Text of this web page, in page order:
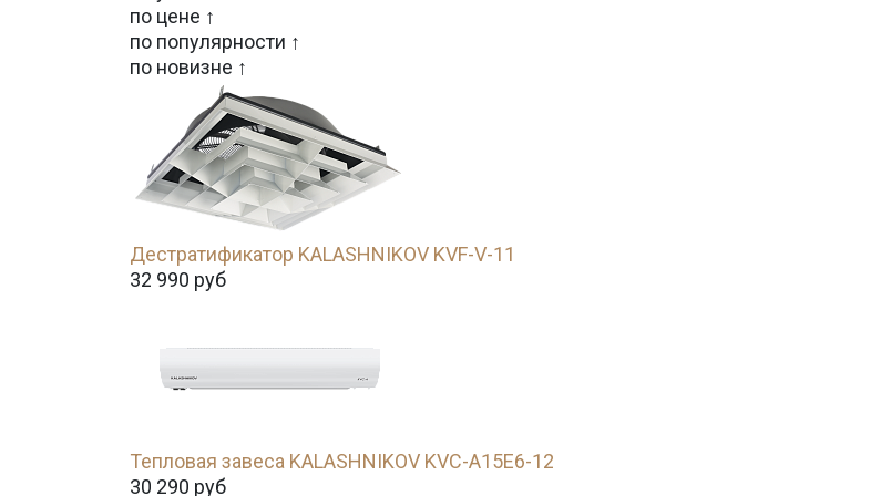
по цене ↑
по популярности ↑
по новизне ↑
Дестратификатор KALASHNIKOV KVF-V-11
32 990 руб
Тепловая завеса KALASHNIKOV KVC-A15E6-12
30 290 руб